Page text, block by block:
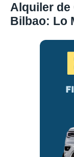
Alquiler de
Bilbao: Lo